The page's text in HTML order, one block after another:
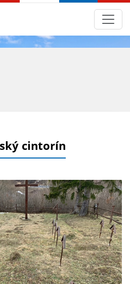
cintorín